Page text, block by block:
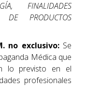
FINALIDADES
DE PRODUCTOS
no exclusivo: Se
Médica que
lo previsto en el
profesionales